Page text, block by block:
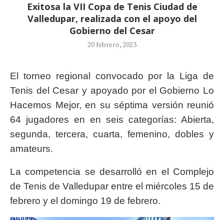
Exitosa la VII Copa de Tenis Ciudad de
Valledupar, realizada con el apoyo del
Gobierno del Cesar
20 febrero, 2023
El torneo regional convocado por la Liga de
Tenis del Cesar y apoyado por el Gobierno Lo
Hacemos Mejor, en su séptima versión reunió
64 jugadores en en seis categorías: Abierta,
segunda, tercera, cuarta, femenino, dobles y
amateurs.
La competencia se desarrolló en el Complejo
de Tenis de Valledupar entre el miércoles 15 de
febrero y el domingo 19 de febrero.